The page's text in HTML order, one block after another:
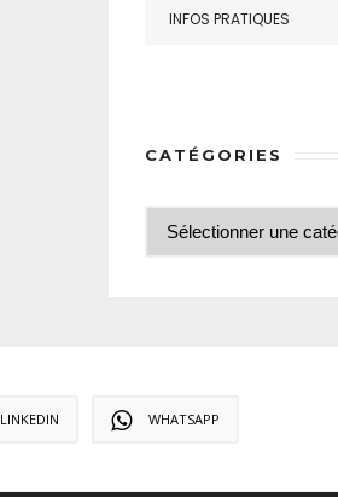
INFOS PRATIQUES
CATÉGORIES
LINKEDIN WHATSAPP